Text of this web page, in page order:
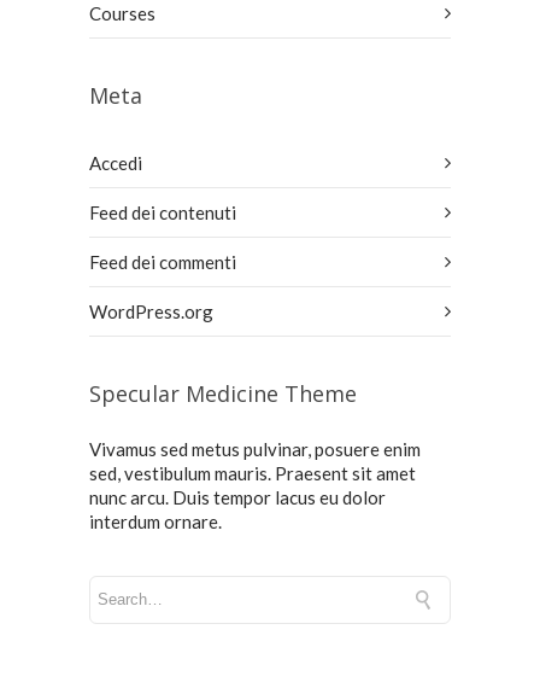
Courses
Meta
Accedi
Feed dei contenuti
Feed dei commenti
WordPress.org
Specular Medicine Theme
Vivamus sed metus pulvinar, posuere enim
sed, vestibulum mauris. Praesent sit amet
nunc arcu. Duis tempor lacus eu dolor
interdum ornare.